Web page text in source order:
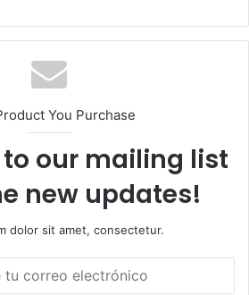
You Purchase
our mailing list
new updates!
dolor sit amet, consectetur.